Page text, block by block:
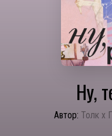
Ну,
Автор: Толк х